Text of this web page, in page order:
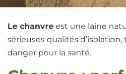
Le chanvre est une laine
sérieuses qualités
danger pour la santé.